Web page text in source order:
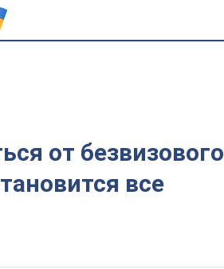
от безвизового
все